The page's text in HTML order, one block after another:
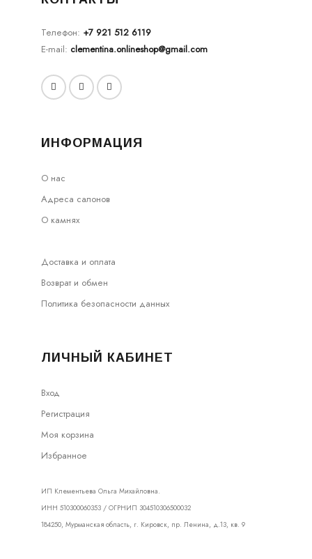
Телефон: +7 921 512 6119
E-mail: clementina.onlineshop@gmail.com
ИНФОРМАЦИЯ
О нас
Адреса салонов
О камнях
Доставка и оплата
Возврат и обмен
Политика безопасности данных
ЛИЧНЫЙ КАБИНЕТ
Вход
Регистрация
Моя корзина
Избранное
ИП Клементьева Ольга Михайловна.
ИНН 510300060353 / ОГРНИП 304510306500032
184250, Мурманская область, г. Кировск, пр. Ленина, д.13, кв. 9